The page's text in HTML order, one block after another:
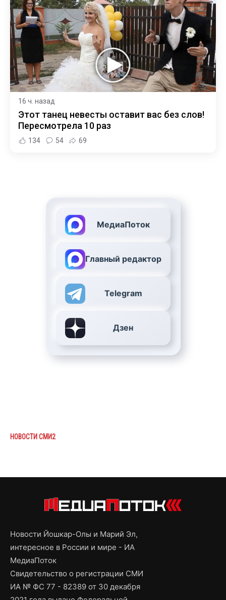
16 ч. назад
Этот танец невесты оставит вас без слов!
Пересмотрела 10 раз
134 54 69
МедиаПоток
Главный редактор
Telegram
Дзен
НОВОСТИ СМИ2
Новости Йошкар-Олы и Марий Эл,
интересное в России и мире - ИА
МедиаПоток
Свидетельство о регистрации СМИ
ИА № ФС 77 - 82389 от 30 декабря